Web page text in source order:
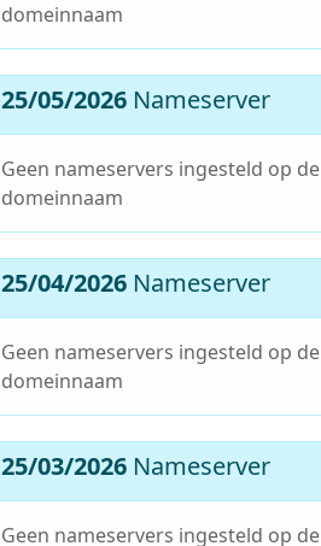
domeinnaam
25/05/2026 Nameserver
Geen nameservers ingesteld op de
domeinnaam
25/04/2026 Nameserver
Geen nameservers ingesteld op de
domeinnaam
25/03/2026 Nameserver
Geen nameservers ingesteld op de